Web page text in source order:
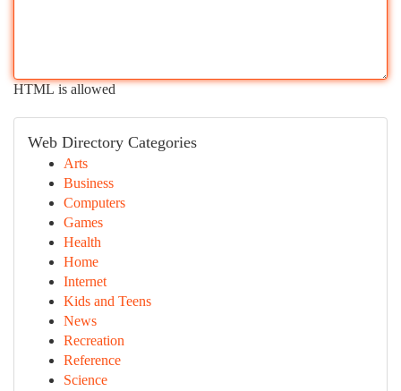
HTML is allowed
Web Directory Categories
Arts
Business
Computers
Games
Health
Home
Internet
Kids and Teens
News
Recreation
Reference
Science